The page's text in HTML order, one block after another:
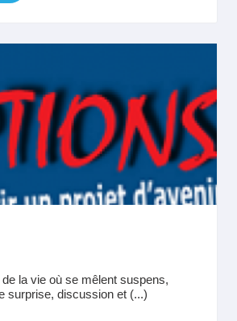
de la vie où se mêlent suspens,
surprise, discussion et (...)